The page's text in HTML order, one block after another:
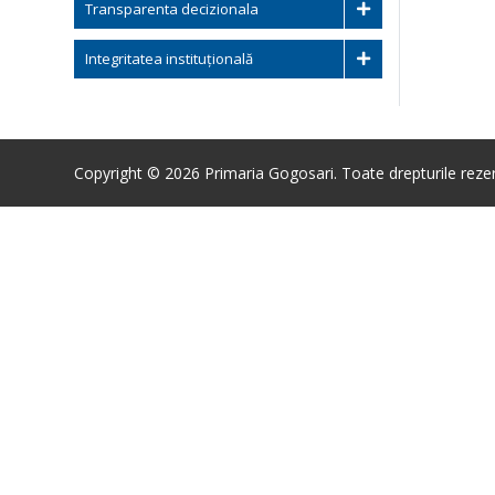
Transparenta decizionala
Integritatea instituțională
Copyright © 2026 Primaria Gogosari. Toate drepturile